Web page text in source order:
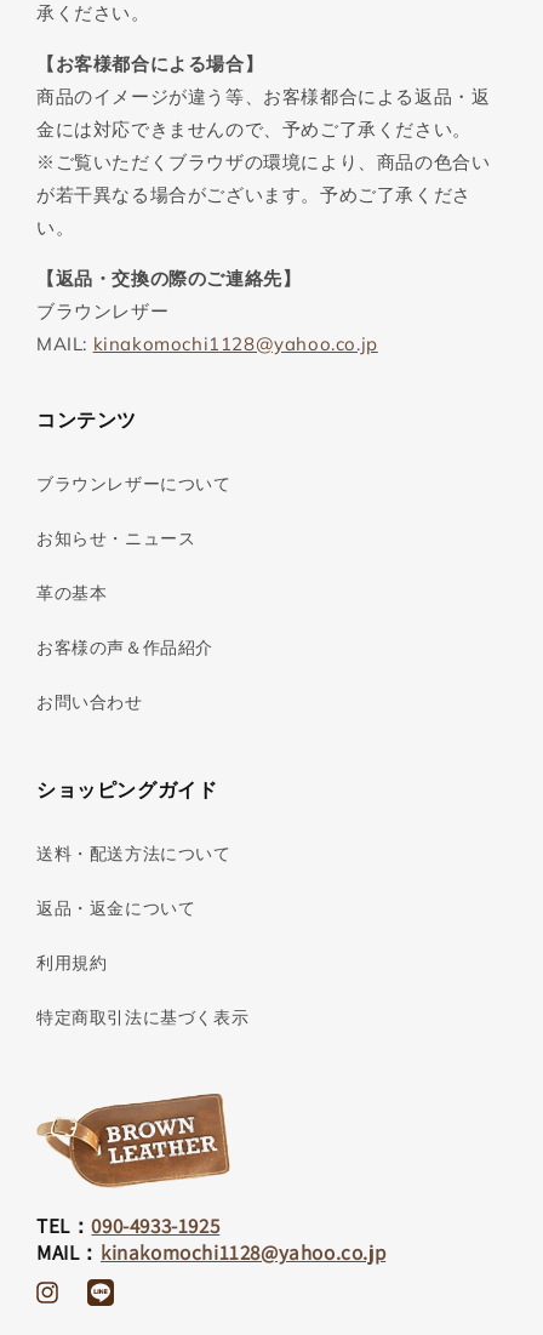
承ください。
【お客様都合による場合】
商品のイメージが違う等、お客様都合による返品・返
金には対応できませんので、予めご了承ください。
※ご覧いただくブラウザの環境により、商品の色合い
が若干異なる場合がございます。予めご了承くださ
い。
【返品・交換の際のご連絡先】
ブラウンレザー
MAIL: kinakomochi1128@yahoo.co.jp
コンテンツ
ブラウンレザーについて
お知らせ・ニュース
革の基本
お客様の声＆作品紹介
お問い合わせ
ショッピングガイド
送料・配送方法について
返品・返金について
利用規約
特定商取引法に基づく表示
TEL：090-4933-1925
MAIL： kinakomochi1128@yahoo.co.jp
InstagramTranslation